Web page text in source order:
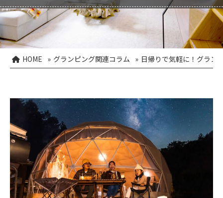
HOME » グランピング関連コラム » 日帰りで気軽に！グラン